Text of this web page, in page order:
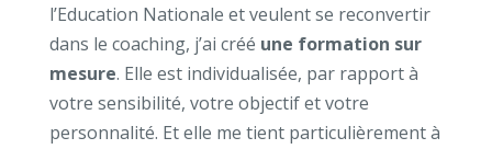
l’Education Nationale et veulent se reconvertir
dans le coaching, j’ai créé une formation sur
mesure. Elle est individualisée, par rapport à
votre sensibilité, votre objectif et votre
personnalité. Et elle me tient particulièrement à